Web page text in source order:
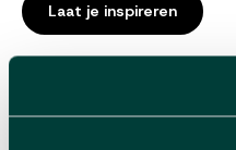
Laat je inspireren